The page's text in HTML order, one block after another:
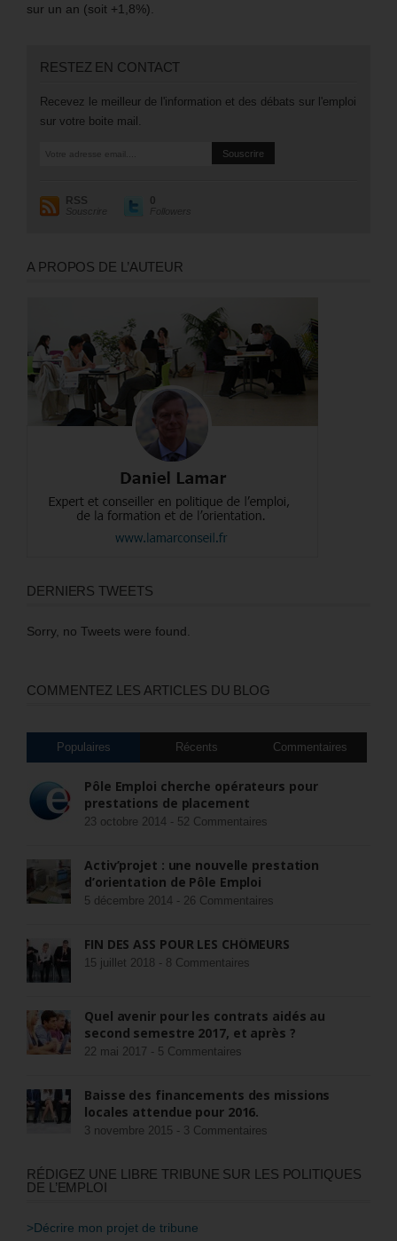
sur un an (soit +1,8%).
RESTEZ EN CONTACT
Recevez le meilleur de l'information et des débats sur l'emploi
sur votre boite mail.
RSS
Souscrire
0
Followers
A PROPOS DE L’AUTEUR
DERNIERS TWEETS
Sorry, no Tweets were found.
COMMENTEZ LES ARTICLES DU BLOG
Populaires Récents Commentaires
Pôle Emploi cherche opérateurs pour
prestations de placement
23 octobre 2014 - 52 Commentaires
Activ’projet : une nouvelle prestation
d’orientation de Pôle Emploi
5 décembre 2014 - 26 Commentaires
FIN DES ASS POUR LES CHÔMEURS
15 juillet 2018 - 8 Commentaires
Quel avenir pour les contrats aidés au
second semestre 2017, et après ?
22 mai 2017 - 5 Commentaires
Baisse des financements des missions
locales attendue pour 2016.
3 novembre 2015 - 3 Commentaires
RÉDIGEZ UNE LIBRE TRIBUNE SUR LES POLITIQUES
DE L’EMPLOI
>Décrire mon projet de tribune